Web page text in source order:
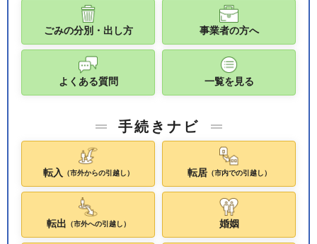
ごみの分別・出し方 事業者の方へ
よくある質問 一覧を見る
手続きナビ
転入 （市外からの引越し） 転居（市内での引越し）
転出 （市外への引越し） 婚姻